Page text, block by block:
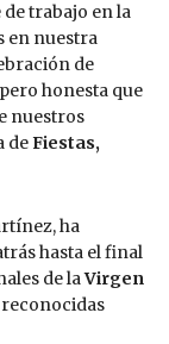
de trabajo en la
en nuestra
de
honesta que
nuestros
deFiestas,
ha
hasta el final
de laVirgen